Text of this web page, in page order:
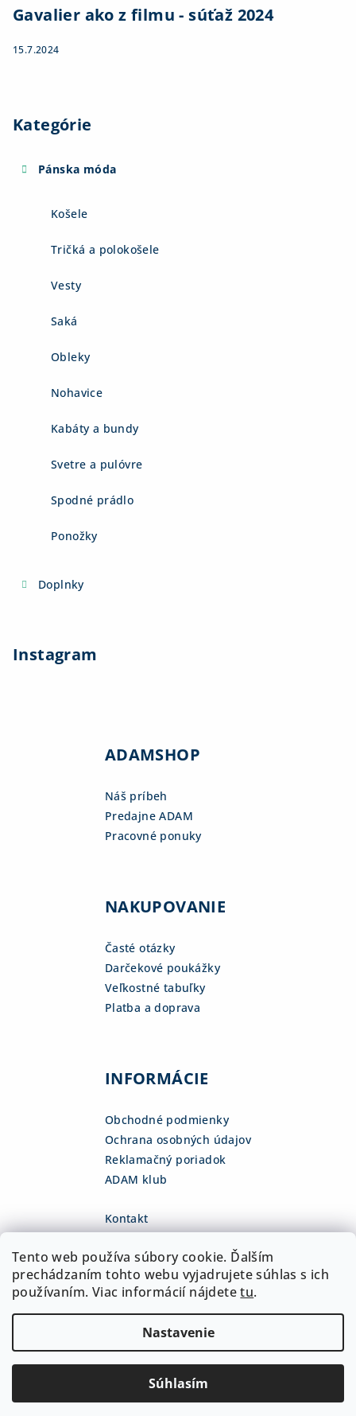
Tento web používa súbory cookie. Ďalším
prechádzaním tohto webu vyjadrujete súhlas s ich
používaním. Viac informácií nájdetetu.
Nastavenie
Súhlasím
Gavalier ako z filmu - súťaž 2024
15.7.2024
Kategórie
Pánska móda
Košele
Tričká a polokošele
Vesty
Saká
Obleky
Nohavice
Kabáty a bundy
Svetre a pulóvre
Spodné prádlo
Ponožky
Doplnky
Instagram
ADAMSHOP
Náš príbeh
Predajne ADAM
Pracovné ponuky
NAKUPOVANIE
Časté otázky
Darčekové poukážky
Veľkostné tabuľky
Platba a doprava
INFORMÁCIE
Obchodné podmienky
Ochrana osobných údajov
Reklamačný poriadok
ADAM klub
Kontakt
+421 918 468 475
fb.com/adamshop.sk
adamshop.sk
Vytvoril Shoptet